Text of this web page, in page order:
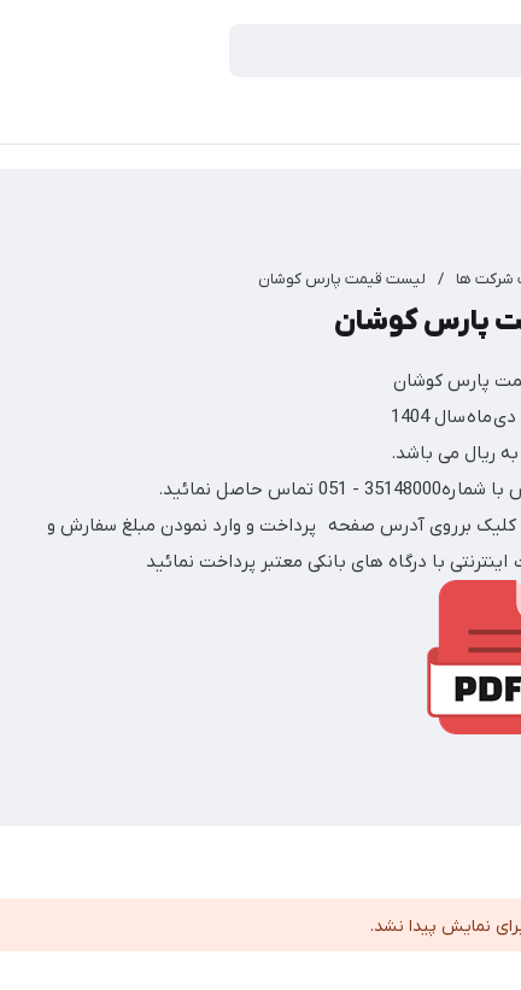
شرکت ها / لیست قیمت پارس کوشان
پارس کوشان
پارس کوشان
ماه سال 1404
ریال می باشد.
حاصل نمائید.
برروی آدرس صفحه پرداخت و وارد نمودن مبلغ سفارش و
با درگاه های بانکی معتبر پرداخت نمائید
نمایش پیدا نشد.